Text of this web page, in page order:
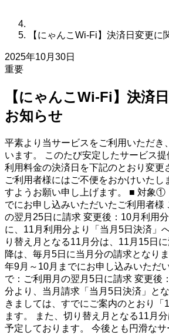
【にゃんこWi-Fi】決済日変更に
2025年10月30日
重要
【にゃんこWi-Fi】決済
お知らせ
平素より当サービスをご利用いただき
います。 このたび安定したサービス
利用料金の決済日を下記のとおり変更
ご利用者様にはご不便をおかけいたし
すようお願い申し上げます。 ■ 対象①
でにお申し込みいただいたご利用者様
の翌月25日に請求 変更後：10月利用
に、11月利用分より「当月5日決済」
り替え月となる11月分は、11月15日
降は、毎月5日に当月分の請求となり
年9月～10月までにお申し込みいただ
で：ご利用月の翌月5日に請求 変更後
分より、当月請求「当月5日決済」と
きましては、すでにご案内のとおり「
ます。 また、切り替え月となる11月
予定しております。 今後とも円滑なサ